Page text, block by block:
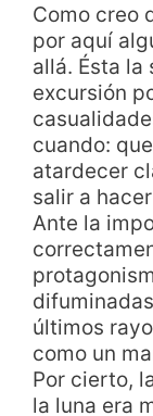
Como creo
por aquí
allá. Ésta la
excursión
cuando:
atardecer
salir a
Ante la
últimos
como un
Por cierto,
la luna era